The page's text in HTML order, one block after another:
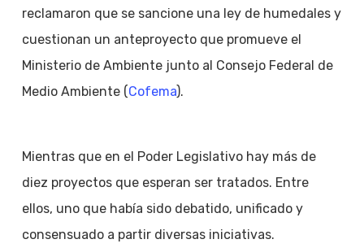
reclamaron que se sancione una ley de humedales y
cuestionan un anteproyecto que promueve el
Ministerio de Ambiente junto al Consejo Federal de
Medio Ambiente (Cofema).
Mientras que en el Poder Legislativo hay más de
diez proyectos que esperan ser tratados. Entre
ellos, uno que había sido debatido, unificado y
consensuado a partir diversas iniciativas.